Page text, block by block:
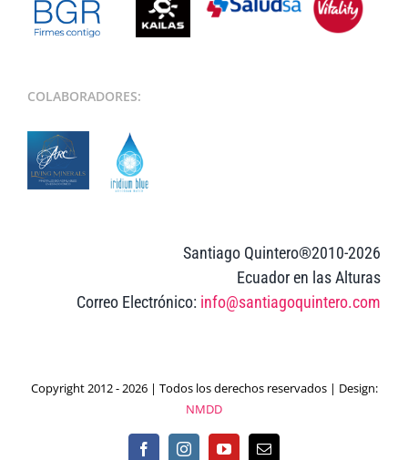
COLABORADORES:
Santiago Quintero®2010-2026
Ecuador en las Alturas
Correo Electrónico: info@santiagoquintero.com
Copyright 2012 - 2026 | Todos los derechos reservados | Design:
NMDD
FacebookInstagramYouTubeEmail